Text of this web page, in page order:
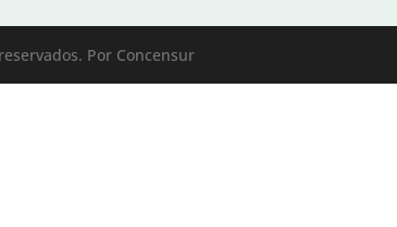
Por Concensur